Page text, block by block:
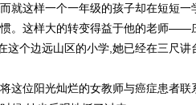
这样一个一年级的孩子却在短短一
。这样大的转变得益于他的老师——
这个边远山区的小学,她已经在三尺讲
位阳光灿烂的女教师与癌症患者联